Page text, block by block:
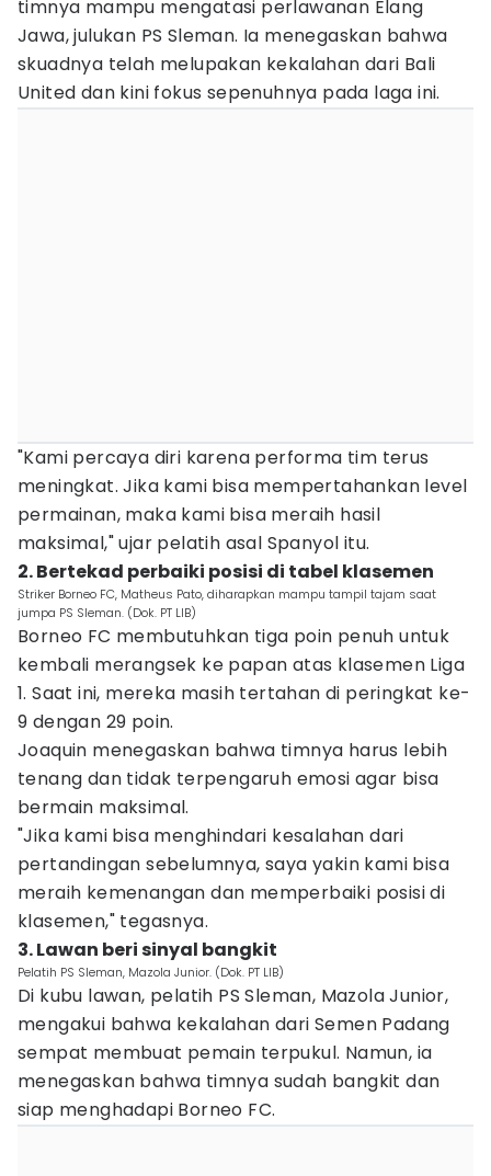
timnya mampu mengatasi perlawanan Elang
Jawa, julukan PS Sleman. Ia menegaskan bahwa
skuadnya telah melupakan kekalahan dari Bali
United dan kini fokus sepenuhnya pada laga ini.
"Kami percaya diri karena performa tim terus
meningkat. Jika kami bisa mempertahankan level
permainan, maka kami bisa meraih hasil
maksimal," ujar pelatih asal Spanyol itu.
2. Bertekad perbaiki posisi di tabel klasemen
Striker Borneo FC, Matheus Pato, diharapkan mampu tampil tajam saat
jumpa PS Sleman. (Dok. PT LIB)
Borneo FC membutuhkan tiga poin penuh untuk
kembali merangsek ke papan atas klasemen Liga
1. Saat ini, mereka masih tertahan di peringkat ke-
9 dengan 29 poin.
Joaquin menegaskan bahwa timnya harus lebih
tenang dan tidak terpengaruh emosi agar bisa
bermain maksimal.
"Jika kami bisa menghindari kesalahan dari
pertandingan sebelumnya, saya yakin kami bisa
meraih kemenangan dan memperbaiki posisi di
klasemen," tegasnya.
3. Lawan beri sinyal bangkit
Pelatih PS Sleman, Mazola Junior. (Dok. PT LIB)
Di kubu lawan, pelatih PS Sleman, Mazola Junior,
mengakui bahwa kekalahan dari Semen Padang
sempat membuat pemain terpukul. Namun, ia
menegaskan bahwa timnya sudah bangkit dan
siap menghadapi Borneo FC.